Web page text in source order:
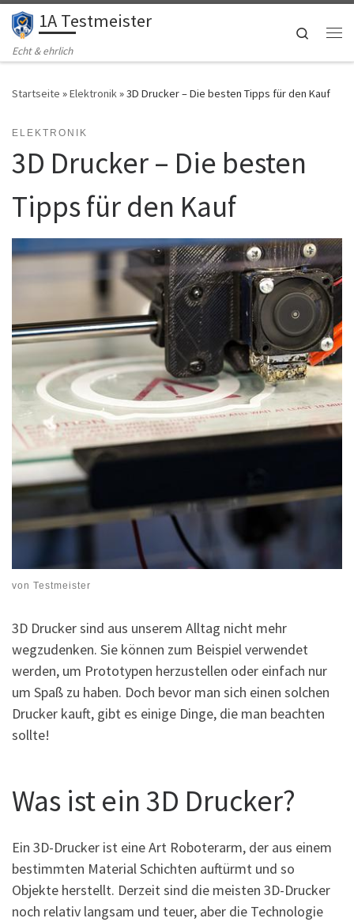
Zum Inhalt springen
1A Testmeister
Echt & ehrlich
Search
Startseite »Elektronik»3D Drucker – Die besten Tipps für den Kauf
ELEKTRONIK
3D Drucker – Die besten
Tipps für den Kauf
von Testmeister
3D Drucker sind aus unserem Alltag nicht mehr
wegzudenken. Sie können zum Beispiel verwendet
werden, um Prototypen herzustellen oder einfach nur
um Spaß zu haben. Doch bevor man sich einen solchen
Drucker kauft, gibt es einige Dinge, die man beachten
sollte!
Was ist ein 3D Drucker?
Ein 3D-Drucker ist eine Art Roboterarm, der aus einem
bestimmten Material Schichten auftürmt und so
Objekte herstellt. Derzeit sind die meisten 3D-Drucker
noch relativ langsam und teuer, aber die Technologie